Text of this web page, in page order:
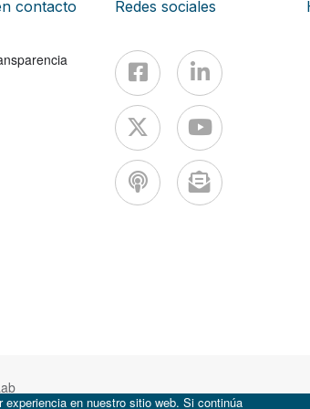
contacto Redes sociales
en nuestro sitio web. Si continúa